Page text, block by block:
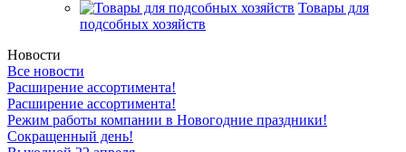
Товары для
подсобных хозяйств
Новости
Все новости
Расширение ассортимента!
Расширение ассортимента!
Режим работы компании в Новогодние праздники!
Сокращенный день!